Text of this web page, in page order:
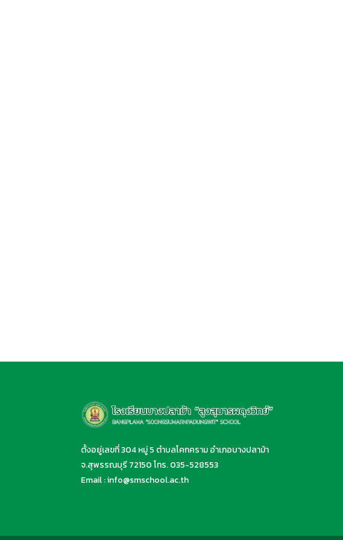
ตั้งอยู่เลขที่ 304 หมู่ 5 ตำบลโคกคราม อำเภอบางปลาม้า
จ.สุพรรณบุรี 72150 โทร.035-528553
Email :info@smschool.ac.th